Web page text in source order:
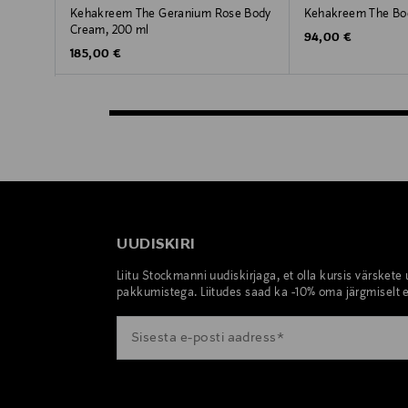
Kehakreem The Geranium Rose Body
Cream, 200 ml
Original Price
185,00 €
Kehakreem The
Original Price
94,00 €
UUDISKIRI
Liitu Stockmanni uudiskirjaga, et olla kursis värskete
pakkumistega. Liitudes saad ka -10% oma järgmiselt